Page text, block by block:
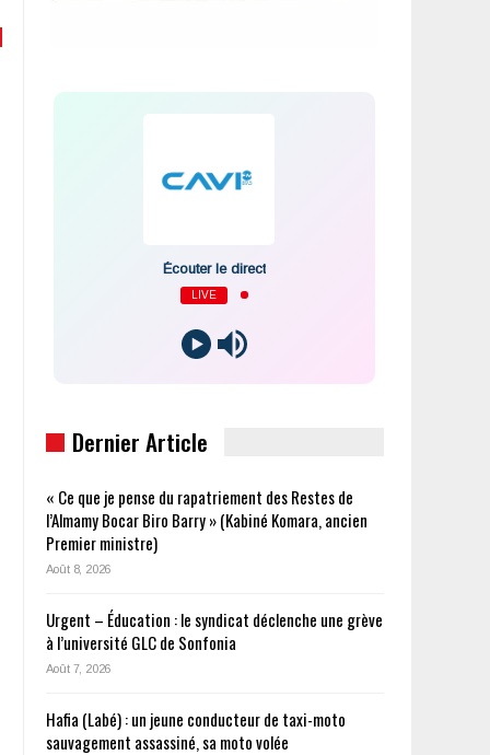
Écouter le direct
LIVE
Dernier Article
« Ce que je pense du rapatriement des Restes de
l’Almamy Bocar Biro Barry » (Kabiné Komara, ancien
Premier ministre)
Août 8, 2026
Urgent – Éducation : le syndicat déclenche une grève
à l’université GLC de Sonfonia
Août 7, 2026
Hafia (Labé) : un jeune conducteur de taxi-moto
sauvagement assassiné, sa moto volée